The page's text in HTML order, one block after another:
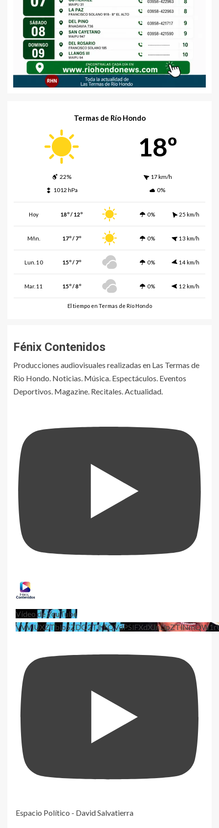
Termas de Río Hondo
18º
22%
17 km/h
1012 hPa
0%
Hoy 18º / 12º 0% 25 km/h
Mñn. 17º / 7º 0% 13 km/h
Lun. 10 15º / 7º 0% 14 km/h
Mar. 11 15º / 8º 0% 12 km/h
El tiempo en Termas de Río Hondo
Fénix Contenidos
Producciones audiovisuales realizadas en Las Termas de
Rio Hondo. Noticias. Música. Espectáculos. Eventos
Deportivos. Magazine. Recitales. Actualidad.
Vídeo de YouTube
Espacio Político - David Salvatierra